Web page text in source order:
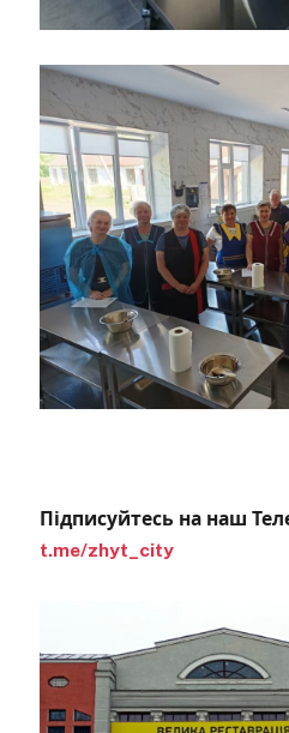
Підписуйтесь на наш
t.me/zhyt_city